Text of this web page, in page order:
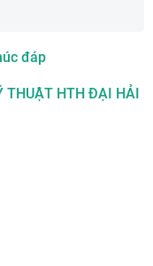
đáp
THUẬT HTH ĐẠI HẢI